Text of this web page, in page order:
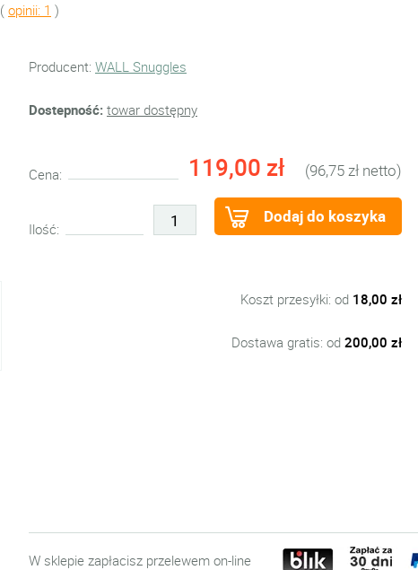
( opinii: 1 )
Producent: WALL Snuggles
Dostepność: towar dostępny
Cena: 119,00 zł (96,75 zł netto)
Ilość:
Dodaj do koszyka
Koszt przesyłki: od 18,00 zł
Dostawa gratis: od 200,00 zł
W sklepie zapłacisz przelewem on-line